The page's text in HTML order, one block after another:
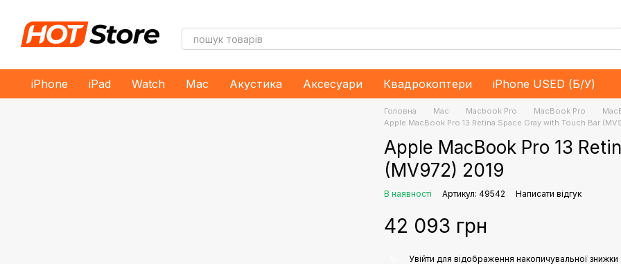
iPhone iPad Watch Mac Акустика Аксесуари Квадрокоптери iPhone USED (Б/У)
Головна Mac Macbook Pro MacBook Pro
Apple MacBook Pro 13 Retina Space Gray with Touch Bar
Apple MacBook Pro 13
(MV972) 2019
В наявності Артикул: 49542 Написати відгук
42 093 грн
Увійти для відображення накопичувальної знижки